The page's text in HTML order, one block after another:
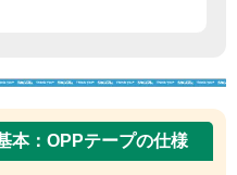
本：OPPテープの仕様